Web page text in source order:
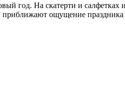
год. На скатерти и
приближают ощущение